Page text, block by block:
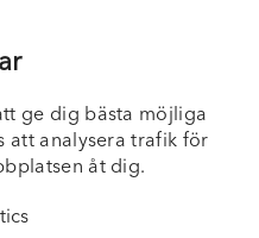
ge dig bästa möjliga
att analysera trafik för
åt dig.